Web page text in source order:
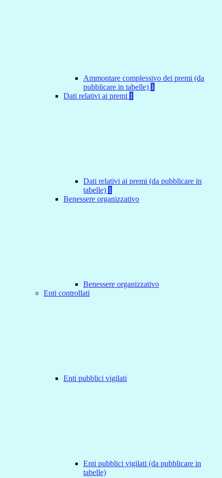
Ammontare complessivo dei premi (da
pubblicare in tabelle) 1
Dati relativi ai premi 1
Dati relativi ai premi (da pubblicare in
tabelle) 1
Benessere organizzativo
Benessere organizzativo
Enti controllati
Enti pubblici vigilati
Enti pubblici vigilati (da pubblicare in
tabelle)